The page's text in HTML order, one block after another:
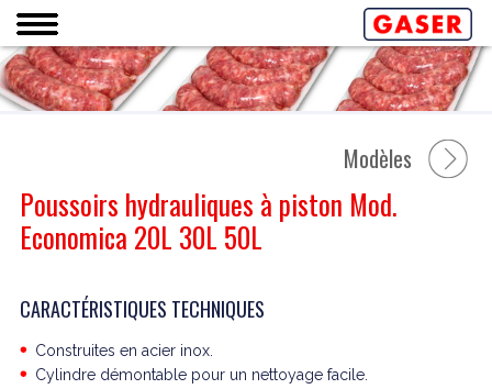
Poussoirs hydrauliques à piston Mod.
Economica 20L 30L 50L
Modèles
CARACTÉRISTIQUES TECHNIQUES
Construites en acier inox.
Cylindre démontable pour un nettoyage facile.